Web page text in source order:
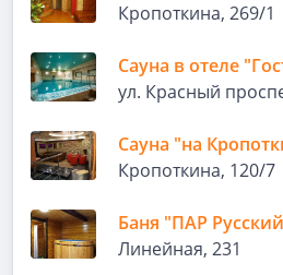
Кропоткина, 269/1
Сауна в отеле
ул. Красный
Сауна "на
Кропоткина, 120/7
Баня "ПАР
Линейная, 231